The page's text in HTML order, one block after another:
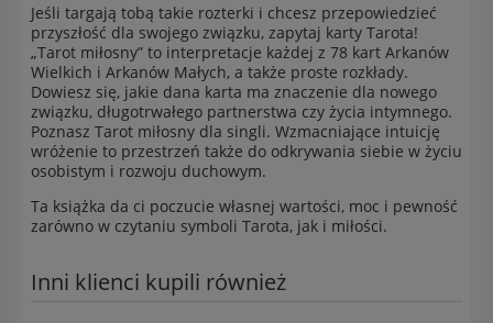
Jeśli targają tobą takie rozterki i chcesz przepowiedzieć
przyszłość dla swojego związku, zapytaj karty Tarota!
„Tarot miłosny” to interpretacje każdej z 78 kart Arkanów
Wielkich i Arkanów Małych, a także proste rozkłady.
Dowiesz się, jakie dana karta ma znaczenie dla nowego
związku, długotrwałego partnerstwa czy życia intymnego.
Poznasz Tarot miłosny dla singli. Wzmacniające intuicję
wróżenie to przestrzeń także do odkrywania siebie w życiu
osobistym i rozwoju duchowym.
Ta książka da ci poczucie własnej wartości, moc i pewność
zarówno w czytaniu symboli Tarota, jak i miłości.
Inni klienci kupili również